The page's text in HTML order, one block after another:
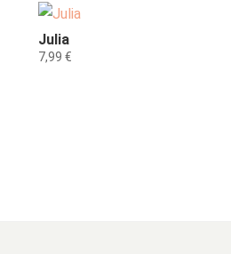
Julia
7,99€